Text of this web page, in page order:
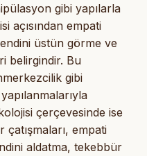
gibi yapılarla
açısından empati
üstün görme ve
belirgindir. Bu
gibi
çerçevesinde ise
çatışmaları, empati
aldatma, tekebbür